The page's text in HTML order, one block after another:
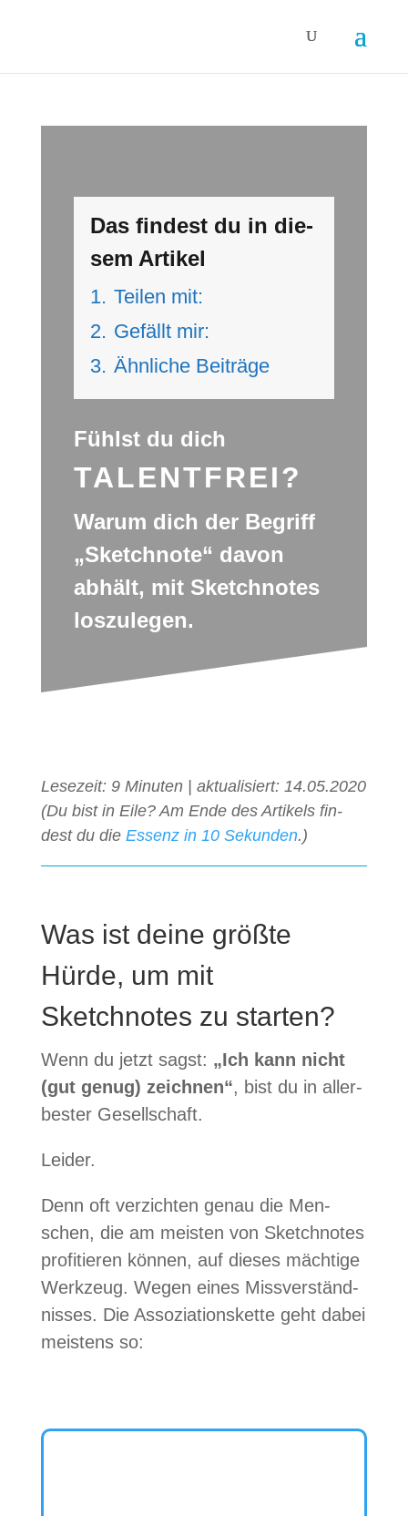
Das fin­dest du in die­
sem Arti­kel
1. Tei­len mit:
2. Gefällt mir:
3. Ähn­li­che Beiträge
Fühlst du dich
TALENTFREI?
Warum dich der Begriff
„Sketch­note“ davon
abhält, mit Sketch­no­tes
loszulegen.
Lese­zeit: 9 Minu­ten | aktua­li­siert: 14.05.2020
(Du bist in Eile? Am Ende des Arti­kels fin­
dest du die Essenz in 10 Sekun­den.)
Was ist deine größte
Hürde, um mit
Sketchnotes zu starten?
Wenn du jetzt sagst: „Ich kann nicht
(gut genug) zeich­nen“, bist du in aller­
bes­ter Gesellschaft.
Lei­der.
Denn oft ver­zich­ten genau die Men­
schen, die am meis­ten von Sketch­no­tes
pro­fi­tie­ren kön­nen, auf die­ses mäch­tige
Werk­zeug. Wegen eines Miss­ver­ständ­
nis­ses. Die Asso­zia­ti­ons­kette geht dabei
meis­tens so: